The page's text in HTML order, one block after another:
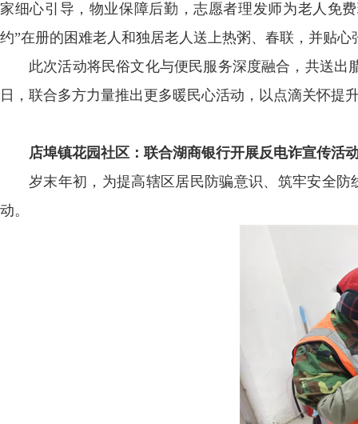
家细心引导，物业保障后勤，志愿者理发师为老人免
约”在册的困难老人和独居老人送上热粥、春联，并贴
此次活动将民俗文化与便民服务深度融合，共送出
日，联合多方力量推出更多暖民心活动，以点滴关怀
店埠镇花园社区：联合湖商银行开展反电诈宣传活
岁末年初，为提高辖区居民防骗意识、筑牢安全
动。